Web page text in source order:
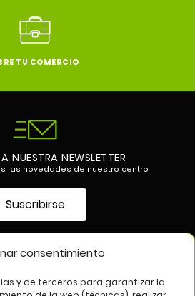
consentimiento
y de terceros para garantizar la
TU COMERCIO
NUESTRA NEWSLETTER
las novedades de nuestro centro
Suscribirse